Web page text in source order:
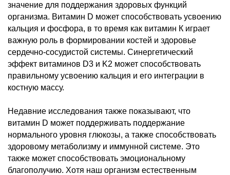
значение для поддержания здоровых функций
организма. Витамин D может способствовать усвоению
кальция и фосфора, в то время как витамин К играет
важную роль в формировании костей и здоровье
сердечно-сосудистой системы. Синергетический
эффект витаминов D3 и K2 может способствовать
правильному усвоению кальция и его интеграции в
костную массу.
Недавние исследования также показывают, что
витамин D может поддерживать поддержание
нормального уровня глюкозы, а также способствовать
здоровому метаболизму и иммунной системе. Это
также может способствовать эмоциональному
благополучию. Хотя наш организм естественным